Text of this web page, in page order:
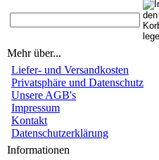
Mehr über...
Liefer- und Versandkosten
Privatsphäre und Datenschutz
Unsere AGB's
Impressum
Kontakt
Datenschutzerklärung
Informationen